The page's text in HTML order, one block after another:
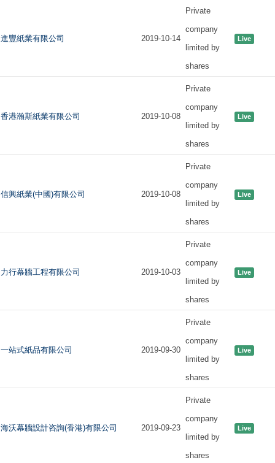
進豐紙業有限公司 2019-10-14
Private
company
limited by
shares
Live
香港瀚斯紙業有限公司 2019-10-08
Private
company
limited by
shares
Live
信興紙業(中國)有限公司 2019-10-08
Private
company
limited by
shares
Live
力行幕牆工程有限公司 2019-10-03
Private
company
limited by
shares
Live
一站式紙品有限公司 2019-09-30
Private
company
limited by
shares
Live
海沃幕牆設計咨詢(香港)有限公司 2019-09-23
Private
company
limited by
shares
Live